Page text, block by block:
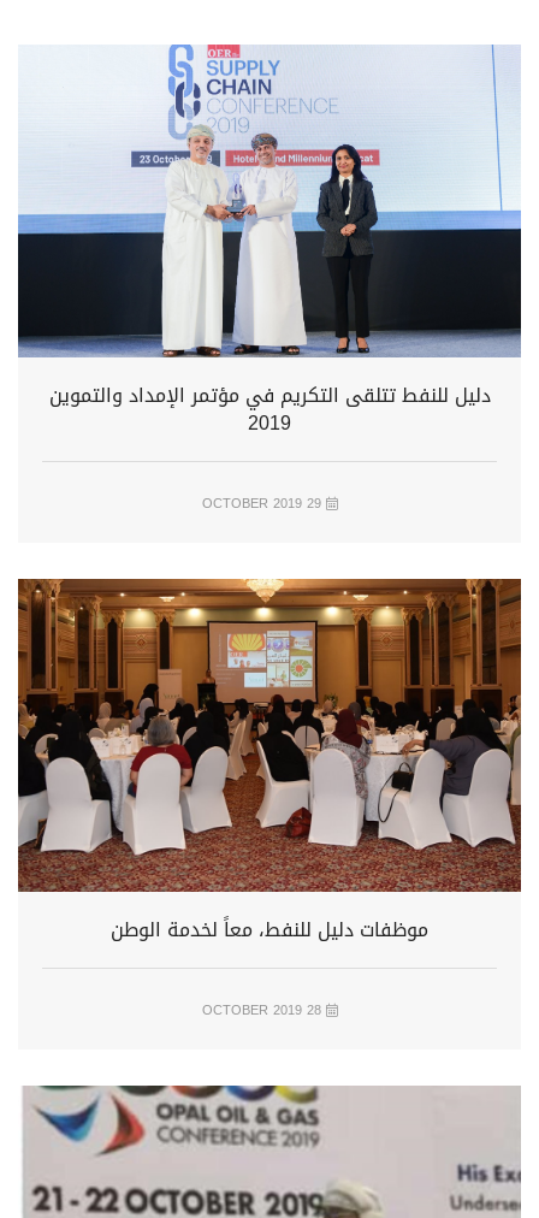
دليل للنفط تتلقى التكريم في مؤتمر الإمداد والتموين
2019
29 OCTOBER 2019
موظفات دليل للنفط، معاً لخدمة الوطن
28 OCTOBER 2019